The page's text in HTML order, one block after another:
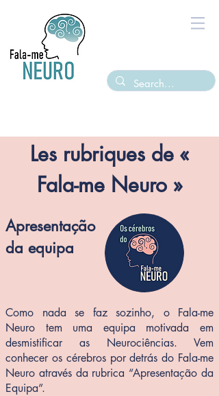
Les rubriques de «
Fala-me Neuro »
Apresentação
da equipa
Como nada se faz sozinho, o Fala-me
Neuro tem uma equipa motivada em
desmistificar as Neurociências. Vem
conhecer os cérebros por detrás do Fala-me
Neuro através da rubrica “Apresentação da
Equipa”.